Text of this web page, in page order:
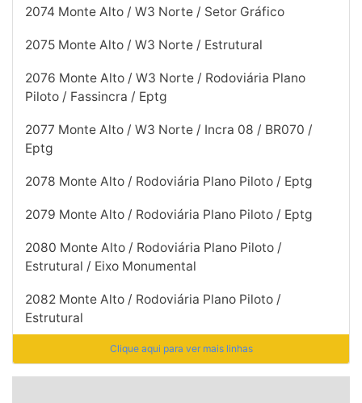
2074 Monte Alto / W3 Norte / Setor Gráfico
2075 Monte Alto / W3 Norte / Estrutural
2076 Monte Alto / W3 Norte / Rodoviária Plano
Piloto / Fassincra / Eptg
2077 Monte Alto / W3 Norte / Incra 08 / BR070 /
Eptg
2078 Monte Alto / Rodoviária Plano Piloto / Eptg
2079 Monte Alto / Rodoviária Plano Piloto / Eptg
2080 Monte Alto / Rodoviária Plano Piloto /
Estrutural / Eixo Monumental
2082 Monte Alto / Rodoviária Plano Piloto /
Estrutural
Clique aqui para ver mais linhas